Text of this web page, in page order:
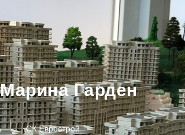
Гарден
СК Еврострой